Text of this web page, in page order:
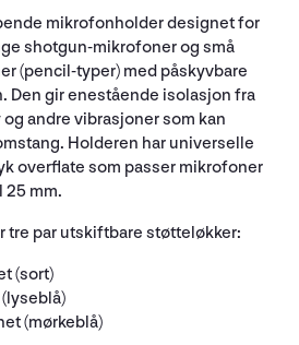
mikrofonholder designet for
shotgun-mikrofoner og små
(pencil-typer) med påskyvbare
Den gir enestående isolasjon fra
andre vibrasjoner som kan
Holderen har universelle
overflate som passer mikrofoner
25 mm.
tre par utskiftbare støtteløkker:
(sort)
(mørkeblå)